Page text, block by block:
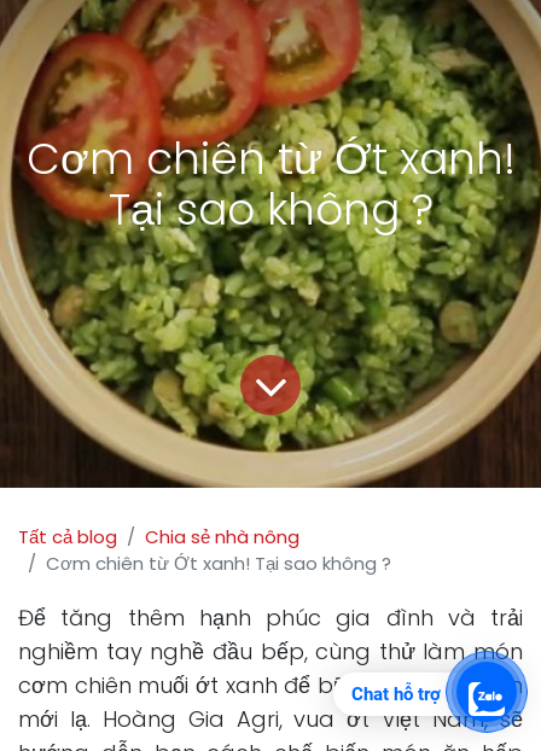
Cơm chiên từ Ớt xanh!
Tại sao không ?
Tất cả blog
Chia sẻ nhà nông
Cơm chiên từ Ớt xanh! Tại sao không ?
Để tăng thêm hạnh phúc gia đình và trải
nghiềm tay nghề đầu bếp, cùng thử làm món
cơm chiên muối ớt xanh để bữa ăn thêm phần
mới lạ. Hoàng Gia Agri, vua ớt Việt Nam, sẽ
Chat hỗ trợ